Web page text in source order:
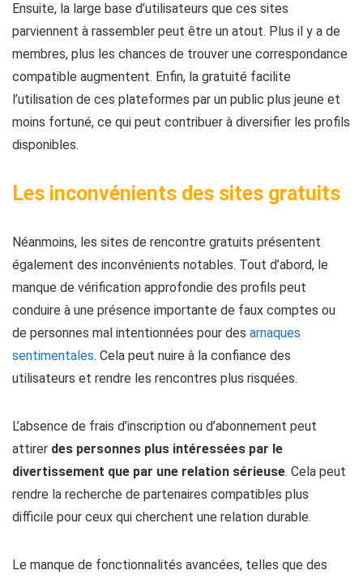
Ensuite, la large base d’utilisateurs que ces sites
parviennent à rassembler peut être un atout. Plus il y a de
membres, plus les chances de trouver une correspondance
compatible augmentent. Enfin, la gratuité facilite
l’utilisation de ces plateformes par un public plus jeune et
moins fortuné, ce qui peut contribuer à diversifier les profils
disponibles.
Les inconvénients des sites gratuits
Néanmoins, les sites de rencontre gratuits présentent
également des inconvénients notables. Tout d’abord, le
manque de vérification approfondie des profils peut
conduire à une présence importante de faux comptes ou
de personnes mal intentionnées pour des arnaques
sentimentales. Cela peut nuire à la confiance des
utilisateurs et rendre les rencontres plus risquées.
L’absence de frais d’inscription ou d’abonnement peut
attirer des personnes plus intéressées par le
divertissement que par une relation sérieuse. Cela peut
rendre la recherche de partenaires compatibles plus
difficile pour ceux qui cherchent une relation durable.
Le manque de fonctionnalités avancées, telles que des